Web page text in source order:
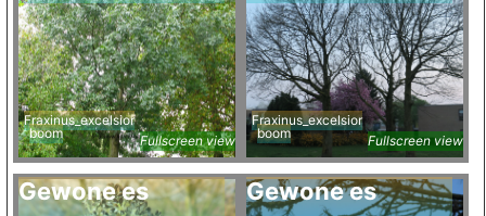
Fraxinus_excelsior
boom
Fullscreen view
Fraxinus_excelsior
boom
Fullscreen view
Gewone es Gewone es